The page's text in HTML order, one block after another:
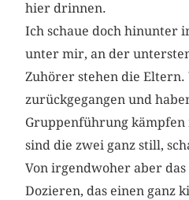
hier drinnen.
Ich schaue doch hinunter
unter mir, an der
Zuhörer stehen die
zurückgegangen und
Gruppenführung kämpfen
sind die zwei ganz still,
Von irgendwoher aber das
Dozieren, das einen ganz